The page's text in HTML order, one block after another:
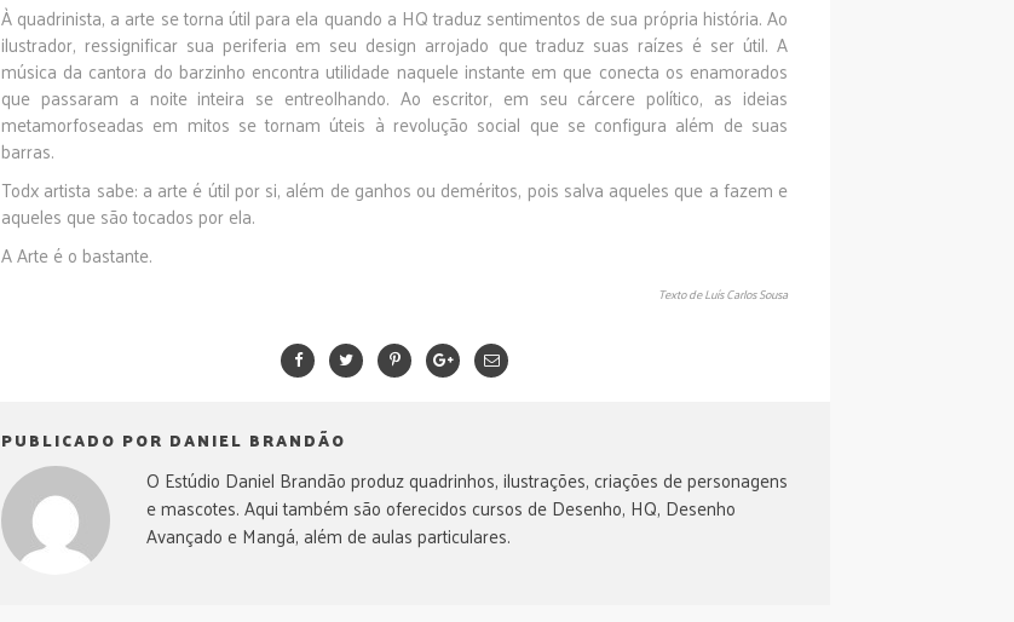
À quadrinista, a arte se torna útil para ela quando a HQ traduz sentimentos de sua própria história. Ao
ilustrador, ressignificar sua periferia em seu design arrojado que traduz suas raízes é ser útil. A
música da cantora do barzinho encontra utilidade naquele instante em que conecta os enamorados
que passaram a noite inteira se entreolhando. Ao escritor, em seu cárcere político, as ideias
metamorfoseadas em mitos se tornam úteis à revolução social que se configura além de suas
barras.
Todx artista sabe: a arte é útil por si, além de ganhos ou deméritos, pois salva aqueles que a fazem e
aqueles que são tocados por ela.
A Arte é o bastante.
Texto de Luís Carlos Sousa
PUBLICADO POR DANIEL BRANDÃO
O Estúdio Daniel Brandão produz quadrinhos, ilustrações, criações de personagens
e mascotes. Aqui também são oferecidos cursos de Desenho, HQ, Desenho
Avançado e Mangá, além de aulas particulares.